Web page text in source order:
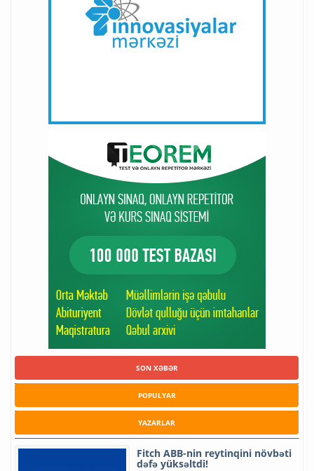
SON XƏBƏR
POPULYAR
YAZARLAR
Fitch ABB-nin reytinqini növbəti
dəfə yüksəltdi!